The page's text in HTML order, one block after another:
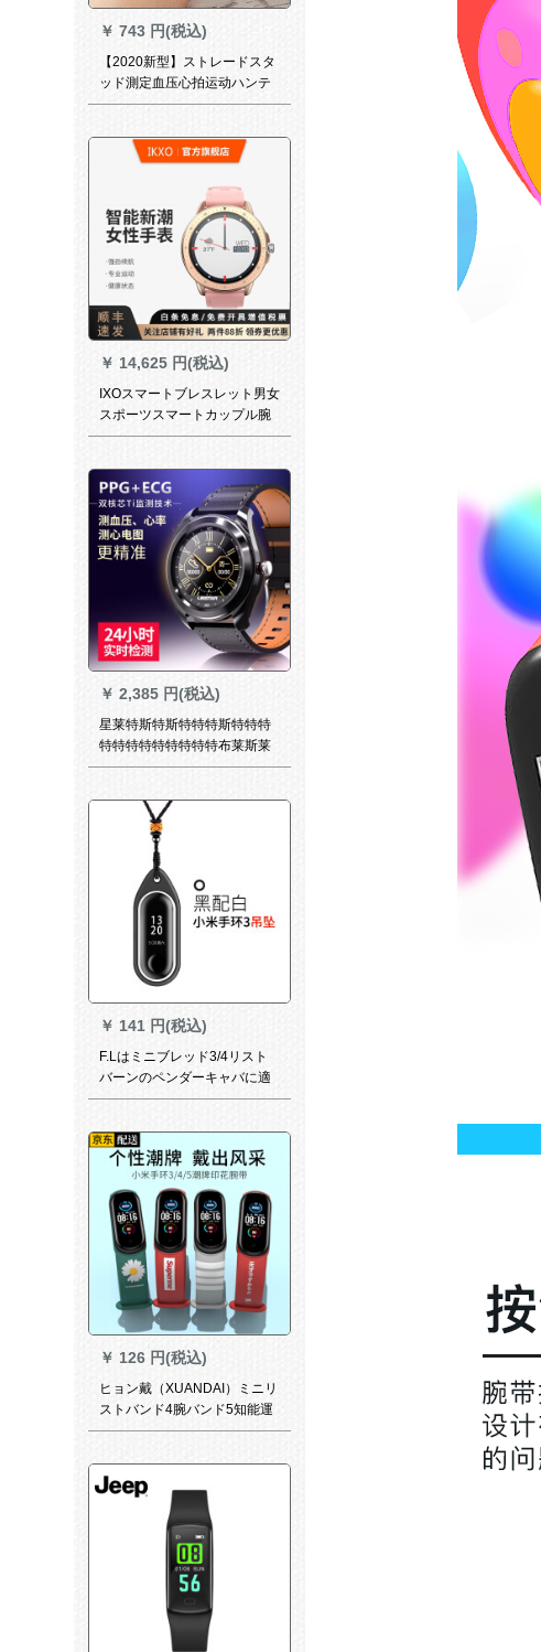
￥ 743 円(税込)
【2020新型】ストレードスタ
ッド測定血压心拍运动ハンテ
ィング男性防水计ステアリン
时计女性にアプロプロポーフ
ァァァ◇ウェル栄光防水防水
￥ 14,625 円(税込)
IXOスマートブレスレット男女
スポーツスマートカップル腕
時計心拍血圧血酸素多機能ラ
腕輪の女神の粉に適用されま
す。
￥ 2,385 円(税込)
星莱特斯特斯特特特斯特特特
特特特特特特特特特布莱斯莱
特特特特特特防水老人健康血
计斯迪多机能腕时计ファァァ·
ウェル小米高精度ECG
Android Att通用ECG+PPG心
￥ 141 円(税込)
F.Lはミニブレッド3/4リスト
バーンのペンダーキャバに適
用されます。スマルトの4世代
を交换します。
￥ 126 円(税込)
ヒョン戴（XUANDAI）ミニリ
ストバンド4腕バンド5知能運
動リストバンド3交替バンド
リーnfc版シリカゲル個性的な
キャラクターリストバンドカ
ラープリントリストバンド-
SUPミニブレスレット